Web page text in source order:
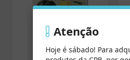
Atenção
Hoje é sábado! Para